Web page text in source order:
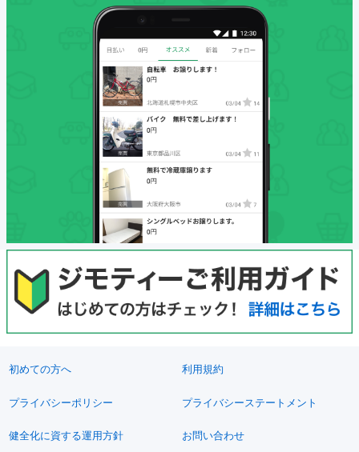
初めての方へ 利用規約
プライバシーポリシー プライバシーステートメント
健全化に資する運用方針 お問い合わせ